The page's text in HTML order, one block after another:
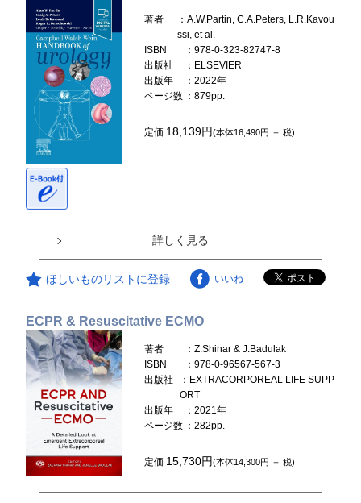
著者
：A.W.Partin, C.A.Peters, L.R.Kavou
ssi, et al.
ISBN
：978-0-323-82747-8
出版社
：ELSEVIER
出版年
：2022年
ページ数 ：879pp.
定価 18,139円(本体16,490円 ＋ 税)
詳しく見る
ほしいものリストに登録 いいね
ECPR & Resuscitative ECMO
著者
：Z.Shinar & J.Badulak
ISBN
：978-0-96567-567-3
出版社
：EXTRACORPOREAL LIFE SUPP
ORT
出版年
：2021年
ページ数 ：282pp.
定価 15,730円(本体14,300円 ＋ 税)